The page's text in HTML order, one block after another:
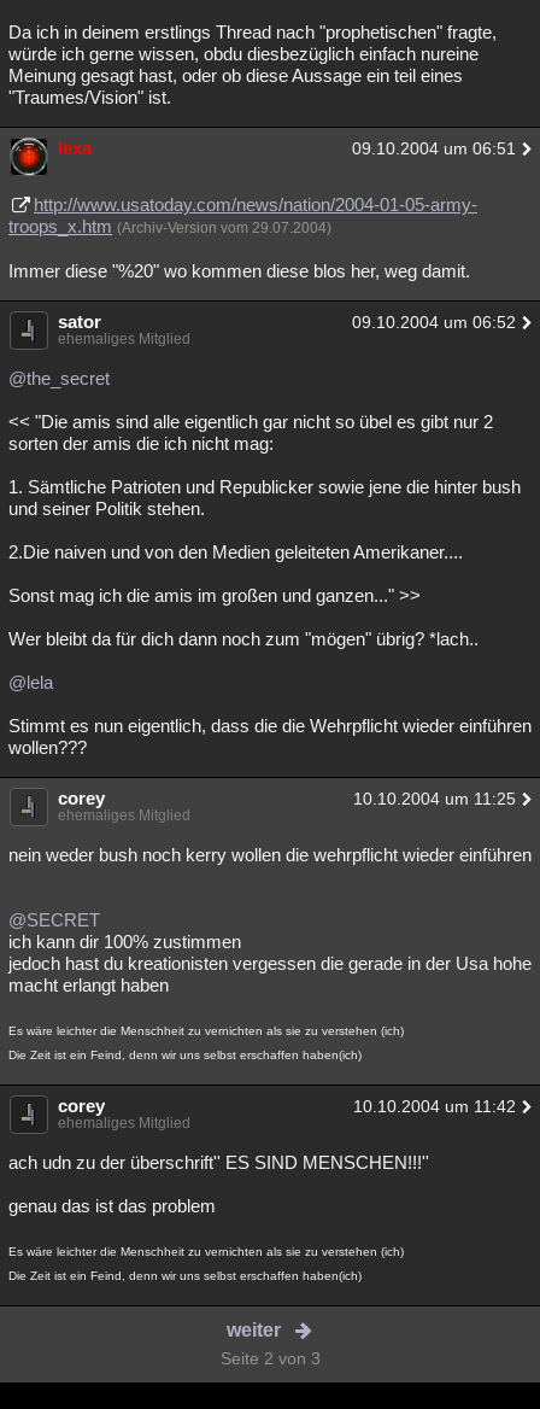
Da ich in deinem erstlings Thread nach "prophetischen" fragte,
würde ich gerne wissen, obdu diesbezüglich einfach nureine
Meinung gesagt hast, oder ob diese Aussage ein teil eines
"Traumes/Vision" ist.
lexa 09.10.2004 um 06:51
http://www.usatoday.com/news/nation/2004-01-05-army-
troops_x.htm (Archiv-Version vom 29.07.2004)
Immer diese "%20" wo kommen diese blos her, weg damit.
sator 09.10.2004 um 06:52
ehemaliges Mitglied
@the_secret
<< "Die amis sind alle eigentlich gar nicht so übel es gibt nur 2
sorten der amis die ich nicht mag:
1. Sämtliche Patrioten und Republicker sowie jene die hinter bush
und seiner Politik stehen.
2.Die naiven und von den Medien geleiteten Amerikaner....
Sonst mag ich die amis im großen und ganzen..." >>
Wer bleibt da für dich dann noch zum "mögen" übrig? *lach..
@lela
Stimmt es nun eigentlich, dass die die Wehrpflicht wieder einführen
wollen???
corey 10.10.2004 um 11:25
ehemaliges Mitglied
nein weder bush noch kerry wollen die wehrpflicht wieder einführen
@SECRET
ich kann dir 100% zustimmen
jedoch hast du kreationisten vergessen die gerade in der Usa hohe
macht erlangt haben
Es wäre leichter die Menschheit zu vernichten als sie zu verstehen (ich)
Die Zeit ist ein Feind, denn wir uns selbst erschaffen haben(ich)
corey 10.10.2004 um 11:42
ehemaliges Mitglied
ach udn zu der überschrift'' ES SIND MENSCHEN!!!''
genau das ist das problem
Es wäre leichter die Menschheit zu vernichten als sie zu verstehen (ich)
Die Zeit ist ein Feind, denn wir uns selbst erschaffen haben(ich)
weiter
Seite 2 von 3